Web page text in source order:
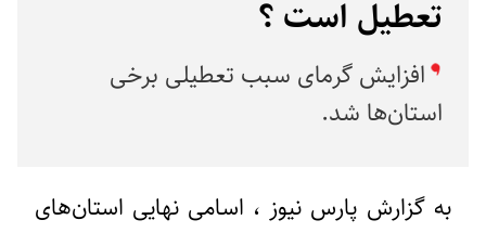
تعطیل است ؟
افزایش گرمای سبب تعطیلی برخی
استان‌ها شد.
به گزارش پارس نیوز ، اسامی نهایی استان‌های